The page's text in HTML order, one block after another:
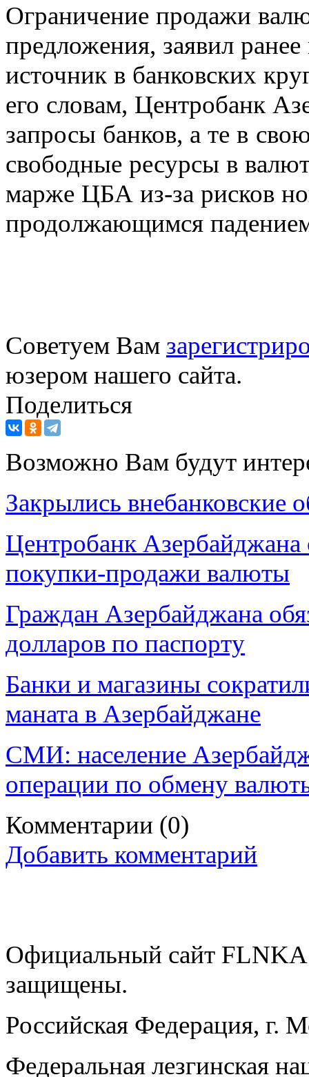
Ограничение продажи
предложения, заявил
источник в банковских
его словам, Центробанк
запросы банков, а те в
свободные ресурсы в
марже ЦБА из-за рисков
продолжающимся
Советуем Вам
юзером нашего сайта.
Поделиться
Возможно Вам будут
Закрылись внебанковские
Центробанк
покупки-продажи валюты
Граждан Азербайджана
долларов по паспорту
Банки и магазины
маната в Азербайджане
СМИ: население
операции по обмену
Комментарии (0)
Добавить комментарий
Официальный сайт
защищены.
Российская Федерация, г.
Федеральная лезгинская